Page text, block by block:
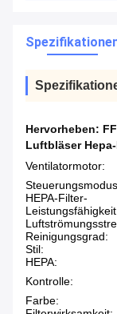
Hervorheben:
Luftbläser
Ventilatormotor:
HEPA-Filter-
Reinigungsgrad:
Stil:
HEPA:
Kontrolle:
Farbe: